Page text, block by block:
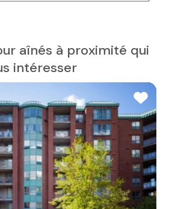
aînés à proximité qui
intéresser